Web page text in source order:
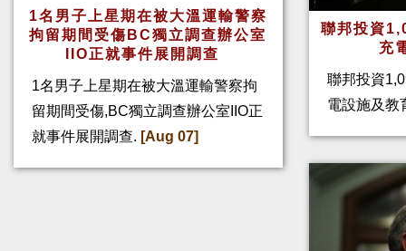
1名男子上星期在被大溫運輸警察
拘留期間受傷BC獨立調查辦公室
IIO正就事件展開調查
1名男子上星期在被大溫運輸警察拘
留期間受傷,BC獨立調查辦公室IIO正
就事件展開調查. [Aug 07]
聯邦投資
充
聯邦投資
電設施及教